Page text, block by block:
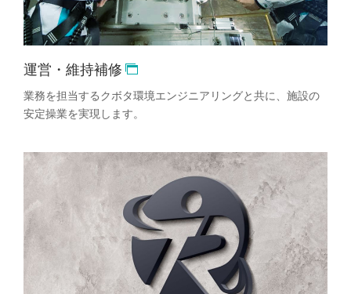
運営・維持補修
業務を担当するクボタ環境エンジニアリングと共に、施設の
安定操業を実現します。